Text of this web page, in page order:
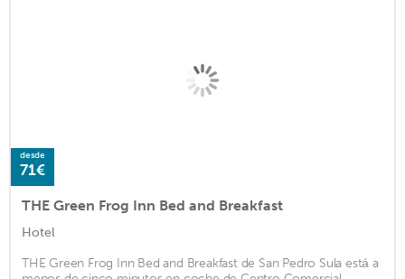
desde
71€
THE Green Frog Inn Bed and Breakfast
Hotel
THE Green Frog Inn Bed and Breakfast de San Pedro Sula está a